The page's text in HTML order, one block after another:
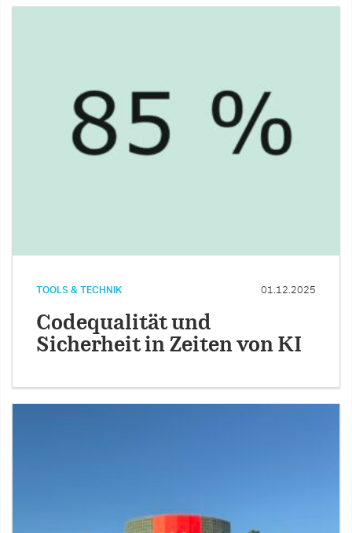
TOOLS & TECHNIK 01.12.2025
Codequalität und
Sicherheit in Zeiten von KI